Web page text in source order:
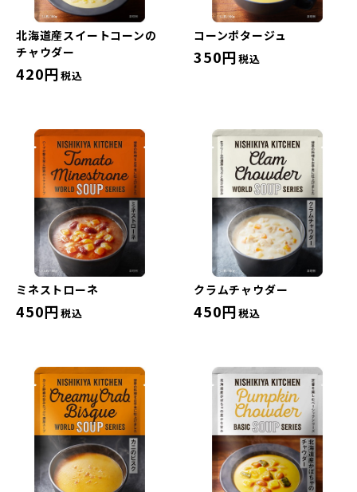
北海道産スイートコーンの
チャウダー
420円税込
コーンポタージュ
350円税込
ミネストローネ
450円税込
クラムチャウダー
450円税込